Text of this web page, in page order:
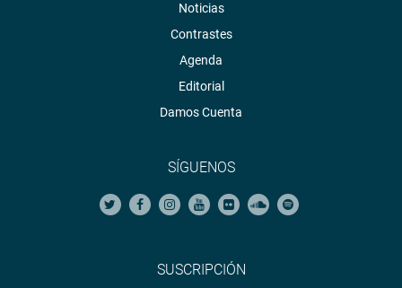
Noticias
Contrastes
Agenda
Editorial
Damos Cuenta
SÍGUENOS
SUSCRIPCIÓN